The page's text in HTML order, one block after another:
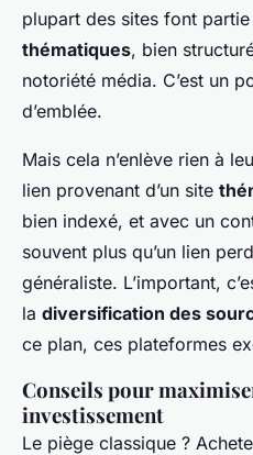
plupart des sites font
thématiques, bien
notoriété média. C’est un
d’emblée.
Mais cela n’enlève rien à
lien provenant d’un site
bien indexé, et avec un
souvent plus qu’un lien
généraliste. L’important,
la diversification des
ce plan, ces plateformes
Conseils pour
investissement
Le piège classique ?